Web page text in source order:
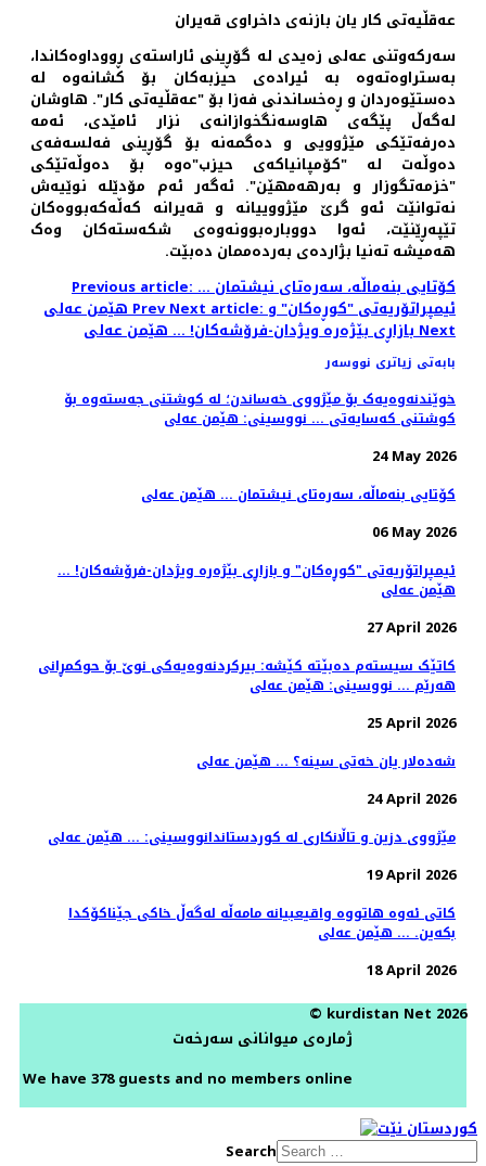
عەقڵیەتی کار یان بازنەی داخراوی قەیران
سەرکەوتنی عەلی زەیدی لە گۆڕینی ئاراستەی ڕووداوەکاندا،
بەستراوەتەوە بە ئیرادەی حیزبەکان بۆ کشانەوە لە
دەستێوەردان و ڕەخساندنی فەزا بۆ "عەقڵیەتی کار". هاوشان
لەگەڵ پێگەی هاوسەنگخوازانەی نزار ئامێدی، ئەمە
دەرفەتێکی مێژوویی و دەگمەنە بۆ گۆڕینی فەلسەفەی
دەوڵەت لە "کۆمپانیاکەی حیزب"ەوە بۆ دەوڵەتێکی
"خزمەتگوزار و بەرهەمهێن". ئەگەر ئەم مۆدێلە نوێیەش
نەتوانێت ئەو گرێ مێژووییانە و قەیرانە کەڵەکەبووەکان
تێپەڕێنێت، ئەوا دووبارەبوونەوەی شکەستەکان وەک
هەمیشە تەنیا بژاردەی بەردەممان دەبێت.
Previous article: کۆتایی بنەماڵە، سەرەتای نیشتمان ...
هێمن عەلیPrevNext article: ئیمپراتۆریەتی "کوڕەکان" و
بازاڕی بێژەرە ویژدان-فرۆشەکان! ... هێمن عەلیNext
بابەتی زیاتری نووسەر
خوێندنەوەیەک بۆ مێژووی خەساندن؛ لە کوشتنی جەستەوە بۆ
کوشتنی کەسایەتی ... نووسینی: هێمن عەلی
24 May 2026
کۆتایی بنەماڵە، سەرەتای نیشتمان ... هێمن عەلی
06 May 2026
ئیمپراتۆریەتی "کوڕەکان" و بازاڕی بێژەرە ویژدان-فرۆشەکان! ...
هێمن عەلی
27 April 2026
کاتێک سیستەم دەبێتە کێشە: بیرکردنەوەیەکی نوێ بۆ حوکمڕانی
هەرێم ... نووسینی: هێمن عەلی
25 April 2026
شەدەلار یان خەتی سینە؟ ... هێمن عەلی
24 April 2026
مێژووی دزین و تاڵانکاری لە کوردستاندانووسینی: ... هێمن عەلی
19 April 2026
کاتی ئەوە هاتووە واقیعبیانە مامەڵە لەگەڵ خاکی جێناکۆکدا
بکەین. ... ھێمن عەلی
18 April 2026
© kurdistan Net 2026
ژمارەی میوانانی سەرخەت
We have 378 guests and no members online
Search